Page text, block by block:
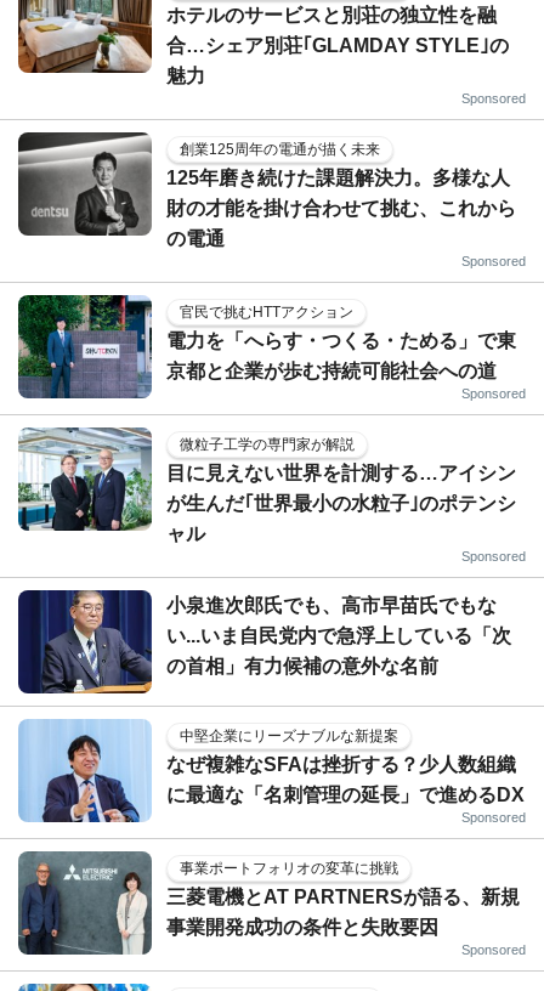
ホテルのサービスと別荘の独立性を融
合…シェア別荘｢GLAMDAY STYLE｣の
魅力
Sponsored
創業125周年の電通が描く未来
125年磨き続けた課題解決力。多様な人
財の才能を掛け合わせて挑む、これから
の電通
Sponsored
官民で挑むHTTアクション
電力を「へらす・つくる・ためる」で東
京都と企業が歩む持続可能社会への道
Sponsored
微粒子工学の専門家が解説
目に見えない世界を計測する…アイシン
が生んだ｢世界最小の水粒子｣のポテンシ
ャル
Sponsored
小泉進次郎氏でも、高市早苗氏でもな
い...いま自民党内で急浮上している「次
の首相」有力候補の意外な名前
中堅企業にリーズナブルな新提案
なぜ複雑なSFAは挫折する？少人数組織
に最適な「名刺管理の延長」で進めるDX
Sponsored
事業ポートフォリオの変革に挑戦
三菱電機とAT PARTNERSが語る、新規
事業開発成功の条件と失敗要因
Sponsored